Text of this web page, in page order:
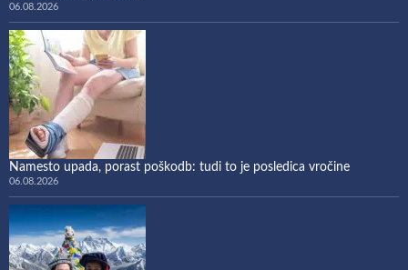
06.08.2026
Namesto upada, porast poškodb: tudi to je posledica vročine
06.08.2026